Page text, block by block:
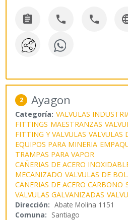
  
2 Ayagon
Categoría: VALVULAS
FITTINGS MAESTRANZAS
FITTING Y VALVULAS VALVULAS
EQUIPOS PARA MINERIA
TRAMPAS PARA VAPOR
CAÑERIAS DE ACERO
MECANIZADO VALVULAS DE
CAÑERIAS DE ACERO CARBONO
VALVULAS GALVANIZADAS
Dirección: Abate Molina 1151
Comuna: Santiago